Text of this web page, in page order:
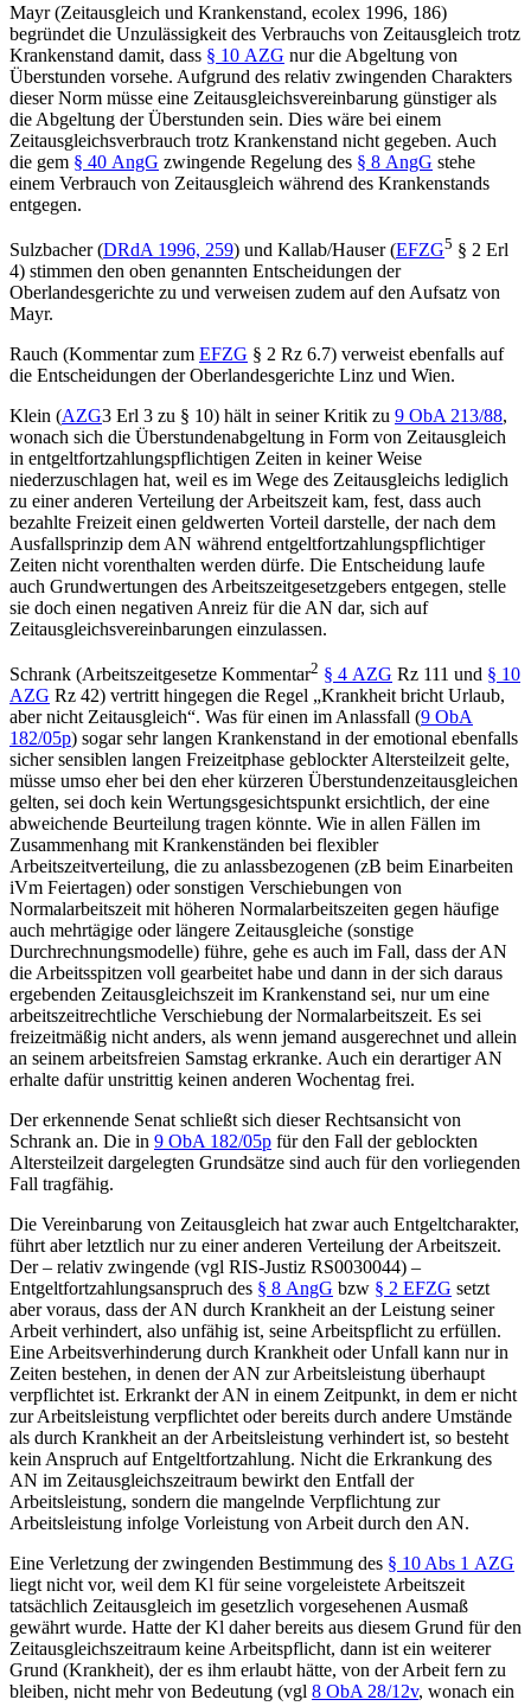
Mayr(Zeitausgleich und Krankenstand, ecolex 1996, 186)
begründet die Unzulässigkeit des Verbrauchs von Zeitausgleich trotz
Krankenstand damit, dass § 10 AZG nur die Abgeltung von
Überstunden vorsehe. Aufgrund des relativ zwingenden Charakters
dieser Norm müsse eine Zeitausgleichsvereinbarung günstiger als
die Abgeltung der Überstunden sein. Dies wäre bei einem
Zeitausgleichsverbrauch trotz Krankenstand nicht gegeben. Auch
die gem § 40 AngG zwingende Regelung des § 8 AngG stehe
einem Verbrauch von Zeitausgleich während des Krankenstands
entgegen.
Sulzbacher(DRdA 1996, 259) und Kallab/Hauser(EFZG5 § 2 Erl
4) stimmen den oben genannten Entscheidungen der
Oberlandesgerichte zu und verweisen zudem auf den Aufsatz von
Mayr.
Rauch (Kommentar zum EFZG § 2 Rz 6.7) verweist ebenfalls auf
die Entscheidungen der Oberlandesgerichte Linz und Wien.
Klein (AZG3 Erl 3 zu § 10) hält in seiner Kritik zu 9 ObA 213/88,
wonach sich die Überstundenabgeltung in Form von Zeitausgleich
in entgeltfortzahlungspflichtigen Zeiten in keiner Weise
niederzuschlagen hat, weil es im Wege des Zeitausgleichs lediglich
zu einer anderen Verteilung der Arbeitszeit kam, fest, dass auch
bezahlte Freizeit einen geldwerten Vorteil darstelle, der nach dem
Ausfallsprinzip dem AN während entgeltfortzahlungspflichtiger
Zeiten nicht vorenthalten werden dürfe. Die Entscheidung laufe
auch Grundwertungen des Arbeitszeitgesetzgebers entgegen, stelle
sie doch einen negativen Anreiz für die AN dar, sich auf
Zeitausgleichsvereinbarungen einzulassen.
Schrank (Arbeitszeitgesetze Kommentar2 § 4 AZG Rz 111 und § 10
AZG Rz 42) vertritt hingegen die Regel „Krankheit bricht Urlaub,
aber nicht Zeitausgleich“. Was für einen im Anlassfall (9 ObA
182/05p) sogar sehr langen Krankenstand in der emotional ebenfalls
sicher sensiblen langen Freizeitphase geblockter Altersteilzeit gelte,
müsse umso eher bei den eher kürzeren Überstundenzeitausgleichen
gelten, sei doch kein Wertungsgesichtspunkt ersichtlich, der eine
abweichende Beurteilung tragen könnte. Wie in allen Fällen im
Zusammenhang mit Krankenständen bei flexibler
Arbeitszeitverteilung, die zu anlassbezogenen (zB beim Einarbeiten
iVm Feiertagen) oder sonstigen Verschiebungen von
Normalarbeitszeit mit höheren Normalarbeitszeiten gegen häufige
auch mehrtägige oder längere Zeitausgleiche (sonstige
Durchrechnungsmodelle) führe, gehe es auch im Fall, dass der AN
die Arbeitsspitzen voll gearbeitet habe und dann in der sich daraus
ergebenden Zeitausgleichszeit im Krankenstand sei, nur um eine
arbeitszeitrechtliche Verschiebung der Normalarbeitszeit. Es sei
freizeitmäßig nicht anders, als wenn jemand ausgerechnet und allein
an seinem arbeitsfreien Samstag erkranke. Auch ein derartiger AN
erhalte dafür unstrittig keinen anderen Wochentag frei.
Der erkennende Senat schließt sich dieser Rechtsansicht von
Schrank an. Die in 9 ObA 182/05p für den Fall der geblockten
Altersteilzeit dargelegten Grundsätze sind auch für den vorliegenden
Fall tragfähig.
Die Vereinbarung von Zeitausgleich hat zwar auch Entgeltcharakter,
führt aber letztlich nur zu einer anderen Verteilung der Arbeitszeit.
Der – relativ zwingende (vgl RIS-Justiz RS0030044) –
Entgeltfortzahlungsanspruch des § 8 AngG bzw § 2 EFZG setzt
aber voraus, dass der AN durch Krankheit an der Leistung seiner
Arbeit verhindert, also unfähig ist, seine Arbeitspflicht zu erfüllen.
Eine Arbeitsverhinderung durch Krankheit oder Unfall kann nur in
Zeiten bestehen, in denen der AN zur Arbeitsleistung überhaupt
verpflichtet ist. Erkrankt der AN in einem Zeitpunkt, in dem er nicht
zur Arbeitsleistung verpflichtet oder bereits durch andere Umstände
als durch Krankheit an der Arbeitsleistung verhindert ist, so besteht
kein Anspruch auf Entgeltfortzahlung. Nicht die Erkrankung des
AN im Zeitausgleichszeitraum bewirkt den Entfall der
Arbeitsleistung, sondern die mangelnde Verpflichtung zur
Arbeitsleistung infolge Vorleistung von Arbeit durch den AN.
Eine Verletzung der zwingenden Bestimmung des § 10 Abs 1 AZG
liegt nicht vor, weil dem Kl für seine vorgeleistete Arbeitszeit
tatsächlich Zeitausgleich im gesetzlich vorgesehenen Ausmaß
gewährt wurde. Hatte der Kl daher bereits aus diesem Grund für den
Zeitausgleichszeitraum keine Arbeitspflicht, dann ist ein weiterer
Grund (Krankheit), der es ihm erlaubt hätte, von der Arbeit fern zu
bleiben, nicht mehr von Bedeutung (vgl 8 ObA 28/12v, wonach ein